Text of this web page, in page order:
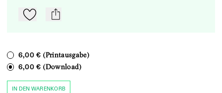
Zu Mein-TdZ hinzufügen
mail
6,00 €(Printausgabe)
6,00 €(Download)
IN DEN WARENKORB